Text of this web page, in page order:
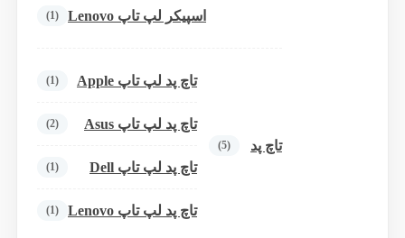
اسپیکر لپ تاپ Lenovo (1)
تاچ پد (5)
تاچ پد لپ تاپ Apple (1)
تاچ پد لپ تاپ Asus (2)
تاچ پد لپ تاپ Dell (1)
تاچ پد لپ تاپ Lenovo (1)